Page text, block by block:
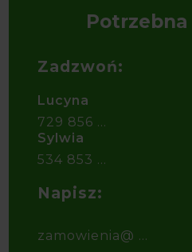
Zadzwoń:
Lucyna
729 856 ...
Sylwia
534 853 ...
Napisz:
zamowienia@ ...